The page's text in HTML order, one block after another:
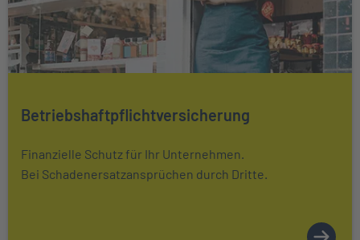
Betriebshaftpflichtversicherung
Finanzielle Schutz für Ihr Unternehmen.
Bei Schadenersatzansprüchen durch Dritte.